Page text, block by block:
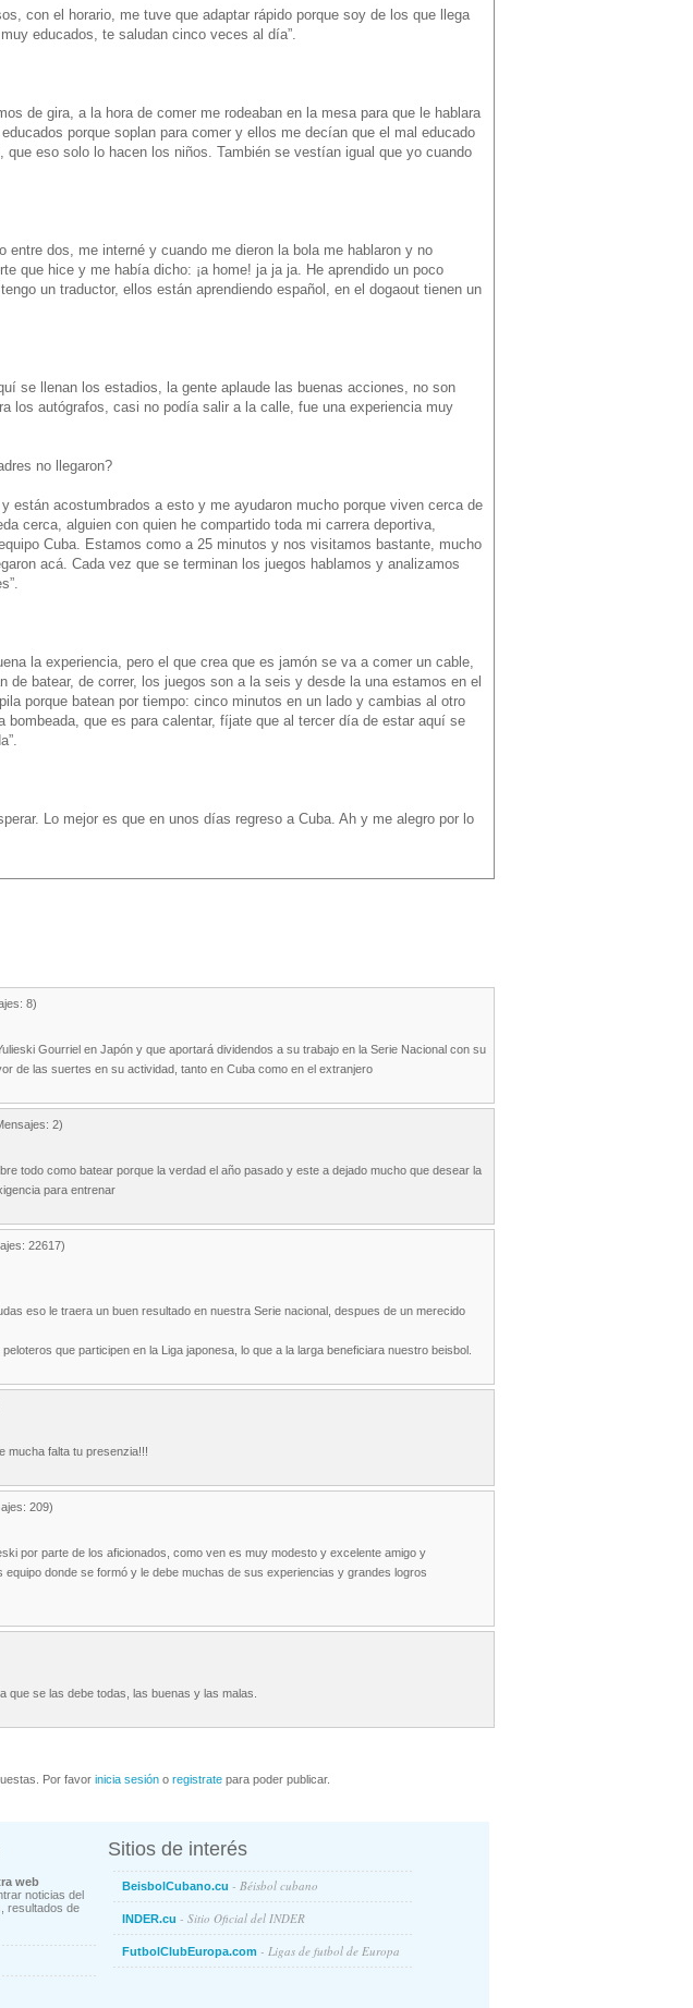
con el horario, me tuve que adaptar rápido porque soy de los que llega
educados, te saludan cinco veces al día”.
de gira, a la hora de comer me rodeaban en la mesa para que le hablara
porque soplan para comer y ellos me decían que el mal educado
eso solo lo hacen los niños. También se vestían igual que yo cuando
entre dos, me interné y cuando me dieron la bola me hablaron y no
que hice y me había dicho: ¡a home! ja ja ja. He aprendido un poco
un traductor, ellos están aprendiendo español, en el dogaout tienen un
se llenan los estadios, la gente aplaude las buenas acciones, no son
los autógrafos, casi no podía salir a la calle, fue una experiencia muy
no llegaron?
están acostumbrados a esto y me ayudaron mucho porque viven cerca de
cerca, alguien con quien he compartido toda mi carrera deportiva,
Cuba. Estamos como a 25 minutos y nos visitamos bastante, mucho
acá. Cada vez que se terminan los juegos hablamos y analizamos
la experiencia, pero el que crea que es jamón se va a comer un cable,
de batear, de correr, los juegos son a la seis y desde la una estamos en el
porque batean por tiempo: cinco minutos en un lado y cambias al otro
bombeada, que es para calentar, fíjate que al tercer día de estar aquí se
Lo mejor es que en unos días regreso a Cuba. Ah y me alegro por lo
8)
Gourriel en Japón y que aportará dividendos a su trabajo en la Serie Nacional con su
de las suertes en su actividad, tanto en Cuba como en el extranjero
2)
todo como batear porque la verdad el año pasado y este a dejado mucho que desear la
para entrenar
22617)
eso le traera un buen resultado en nuestra Serie nacional, despues de un merecido
que participen en la Liga japonesa, lo que a la larga beneficiara nuestro beisbol.
mucha falta tu presenzia!!!
209)
por parte de los aficionados, como ven es muy modesto y excelente amigo y
donde se formó y le debe muchas de sus experiencias y grandes logros
se las debe todas, las buenas y las malas.
Por favor inicia sesión o registrate para poder publicar.
web
noticias del
resultados de
Sitios de interés
BeisbolCubano.cu - Béisbol cubano
INDER.cu - Sitio Oficial del INDER
FutbolClubEuropa.com - Ligas de futbol de Europa